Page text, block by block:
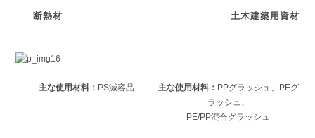
断熱材 土木建築用資材
主な使用材料： PS減容品 主な使用材料： PPグラッシュ、PEグ
ラッシュ、
PE/PP混合グラッシュ